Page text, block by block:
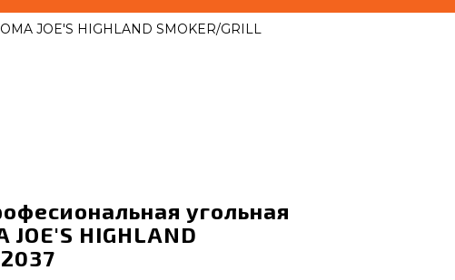
JOE'S HIGHLAND SMOKER/GRILL
угольная
JOE'S HIGHLAND